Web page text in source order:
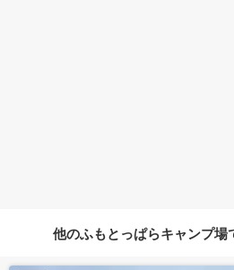
他のふもとっぱらキャンプ場